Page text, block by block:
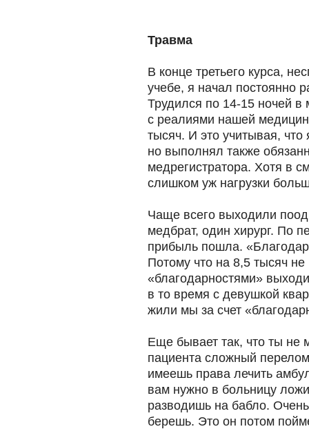
Травма
В конце третьего курса,
учебе, я начал постоянно
Трудился по 14-15 ночей в
с реалиями нашей
тысяч. И это учитывая, что
но выполнял также
медрегистратора. Хотя в
слишком уж нагрузки
Чаще всего выходили
медбрат, один хирург. По
прибыль пошла.
Потому что на 8,5 тысяч
«благодарностями»
в то время с девушкой
жили мы за счет
Еще бывает так, что ты
пациента сложный
имеешь права лечить
вам нужно в больницу
разводишь на бабло.
берешь. Это он потом